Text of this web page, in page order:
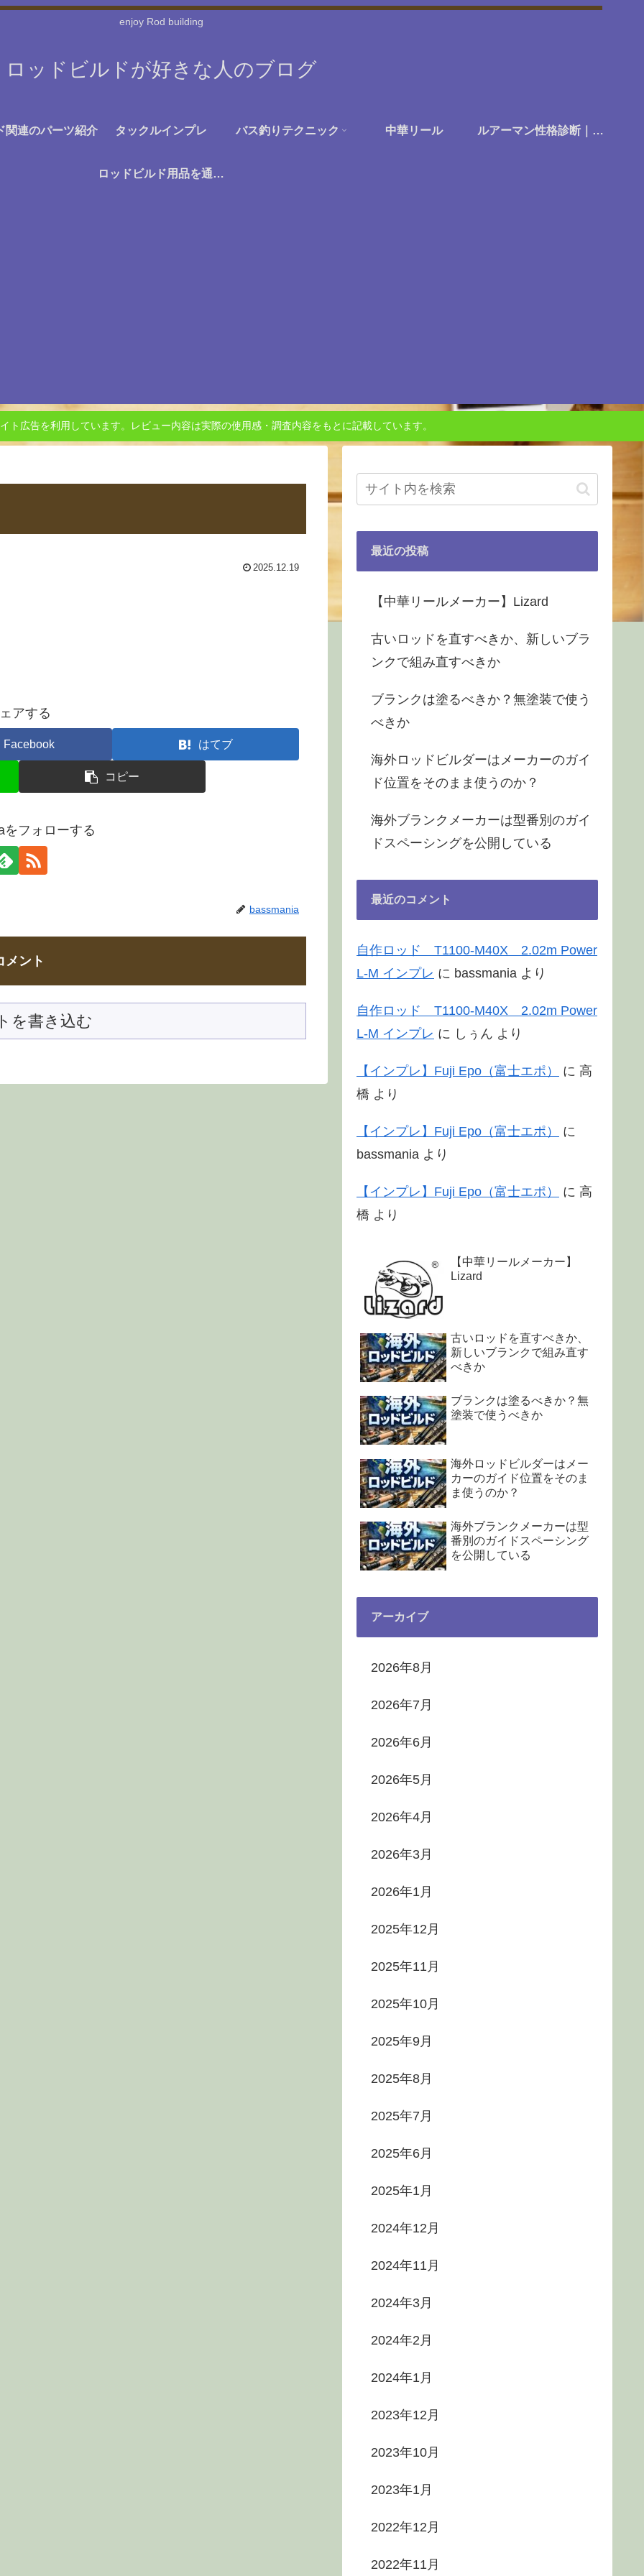
enjoy Rod building
ロッドビルドが好きな人のブログ
関連のパーツ紹介 タックルインプレ バス釣りテクニック 中華リール ルアーマン性格診断｜あなたは何に楽しさを感じる釣り人か？
ロッドビルド用品を通販で探す
ト広告を利用しています。レビュー内容は実際の使用感・調査内容をもとに記載しています。
2025.12.19
アする
Facebook はてブ
コピー
をフォローする
bassmania
メント
を書き込む
最近の投稿
【中華リールメーカー】Lizard
古いロッドを直すべきか、新しいブラ
ンクで組み直すべきか
ブランクは塗るべきか？無塗装で使う
べきか
海外ロッドビルダーはメーカーのガイ
ド位置をそのまま使うのか？
海外ブランクメーカーは型番別のガイ
ドスペーシングを公開している
最近のコメント
自作ロッド T1100-M40X 2.02m Power
L-M インプレ に bassmania より
自作ロッド T1100-M40X 2.02m Power
L-M インプレ に しぅん より
【インプレ】Fuji Epo（富士エポ） に 高
橋 より
【インプレ】Fuji Epo（富士エポ）
に
bassmania より
【インプレ】Fuji Epo（富士エポ） に 高
橋 より
【中華リールメーカー】
Lizard
古いロッドを直すべきか、
新しいブランクで組み直す
べきか
ブランクは塗るべきか？無
塗装で使うべきか
海外ロッドビルダーはメー
カーのガイド位置をそのま
ま使うのか？
海外ブランクメーカーは型
番別のガイドスペーシング
を公開している
アーカイブ
2026年8月
2026年7月
2026年6月
2026年5月
2026年4月
2026年3月
2026年1月
2025年12月
2025年11月
2025年10月
2025年9月
2025年8月
2025年7月
2025年6月
2025年1月
2024年12月
2024年11月
2024年3月
2024年2月
2024年1月
2023年12月
2023年10月
2023年1月
2022年12月
2022年11月